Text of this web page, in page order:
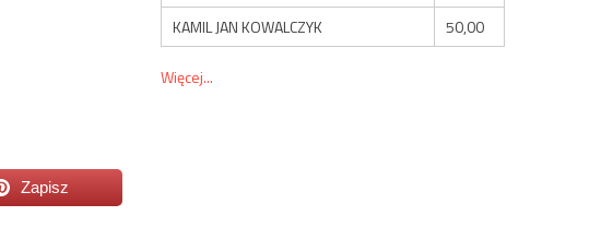
Zapisz
KAMIL JAN KOWALCZYK
50,00
Więcej...